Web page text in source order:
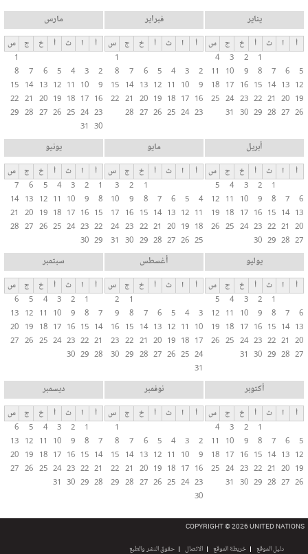
ب
ا
ت
ا
ل
أ
س
ا
س
ي
ة
يناير
أ ا ث أ خ ج
س
1
2
3
4
5
6
7
8
9
10
11
12
13
14
15
16
17
18
19
20
21
22
23
24
25
26
27
28
29
30
31
فبراير
أ ا ث أ خ ج
س
1
2
3
4
5
6
7
8
9
10
11
12
13
14
15
16
17
18
19
20
21
22
23
24
25
26
27
28
مارس
أ ا ث أ خ ج
س
1
2
3
4
5
6
7
8
9
10
11
12
13
14
15
16
17
18
19
20
21
22
23
24
25
26
27
28
29
30
31
أبريل
أ ا ث أ خ ج
س
1
2
3
4
5
6
7
8
9
10
11
12
13
14
15
16
17
18
19
20
21
22
23
24
25
26
27
28
29
30
مايو
أ ا ث أ خ ج
س
1
2
3
4
5
6
7
8
9
10
11
12
13
14
15
16
17
18
19
20
21
22
23
24
25
26
27
28
29
30
31
يونيو
أ ا ث أ خ ج
س
1
2
3
4
5
6
7
8
9
10
11
12
13
14
15
16
17
18
19
20
21
22
23
24
25
26
27
28
29
30
يوليو
أ ا ث أ خ ج
س
1
2
3
4
5
6
7
8
9
10
11
12
13
14
15
16
17
18
19
20
21
22
23
24
25
26
27
28
29
30
31
أغسطس
أ ا ث أ خ ج
س
1
2
3
4
5
6
7
8
9
10
11
12
13
14
15
16
17
18
19
20
21
22
23
24
25
26
27
28
29
30
31
سبتمبر
أ ا ث أ خ ج
س
1
2
3
4
5
6
7
8
9
10
11
12
13
14
15
16
17
18
19
20
21
22
23
24
25
26
27
28
29
30
أكتوبر
أ ا ث أ خ ج
س
1
2
3
4
5
6
7
8
9
10
11
12
13
14
15
16
17
18
19
20
21
22
23
24
25
26
27
28
29
30
31
نوفمبر
أ ا ث أ خ ج
س
1
2
3
4
5
6
7
8
9
10
11
12
13
14
15
16
17
18
19
20
21
22
23
24
25
26
27
28
29
30
ديسمبر
أ ا ث أ خ ج
س
1
2
3
4
5
6
7
8
9
10
11
12
13
14
15
16
17
18
19
20
21
22
23
24
25
26
27
28
29
30
31
COPYRIGHT © 2026 UNITED NATIONS
دليل الموقع خريطة الموقع الاتصال حقوق النشر والطبع